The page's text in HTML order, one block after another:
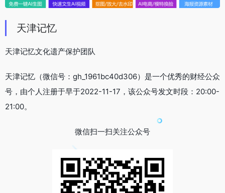
天津记忆
天津记忆文化遗产保护团队
天津记忆（微信号：gh_1961bc40d306）是一个优秀的财经公众
号，由个人注册于早于2022-11-17，该公众号发文时段：20:00-
21:00。
微信扫一扫关注公众号